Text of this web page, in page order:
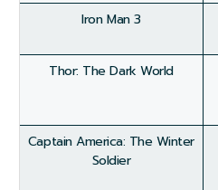
Iron Man 3
Thor: The Dark World
Captain America: The Winter
Soldier